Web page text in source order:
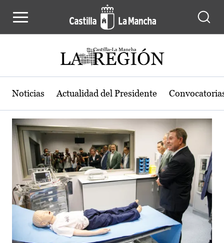
Actualidad de la región de Castilla-
Noticias Actualidad del Presidente